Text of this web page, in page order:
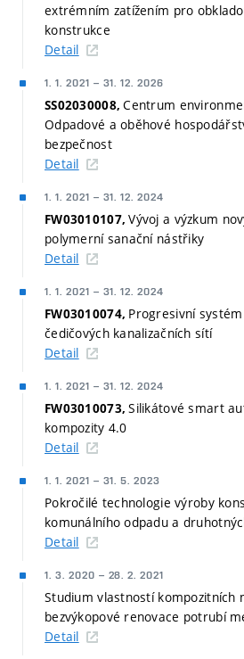
extrémním zatížením pro
konstrukce
Detail
1. 1. 2021 – 31. 12. 2026
SS02030008,Centrum
Odpadové a oběhové
bezpečnost
Detail
1. 1. 2021 – 31. 12. 2024
FW03010107,Vývoj a výzkum
polymerní sanační nástřiky
Detail
1. 1. 2021 – 31. 12. 2024
FW03010074, Progresivní
čedičových kanalizačních sítí
Detail
1. 1. 2021 – 31. 12. 2024
FW03010073,Silikátové smart
kompozity 4.0
Detail
1. 1. 2021 – 31. 5. 2023
Pokročilé technologie výroby
komunálního odpadu a
Detail
1. 3. 2020 – 28. 2. 2021
Studium vlastností kompozitních
bezvýkopové renovace potrubí
Detail